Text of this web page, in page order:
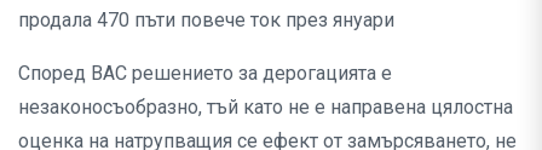
продала 470 пъти повече ток през януари
Според ВАС решението за дерогацията е
незаконосъобразно, тъй като не е направена цялостна
оценка на натрупващия се ефект от замърсяването, не